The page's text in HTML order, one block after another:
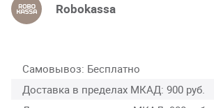
Robokassa
Самовывоз Бесплатно
Доставка в пределах МКАД 900 руб.